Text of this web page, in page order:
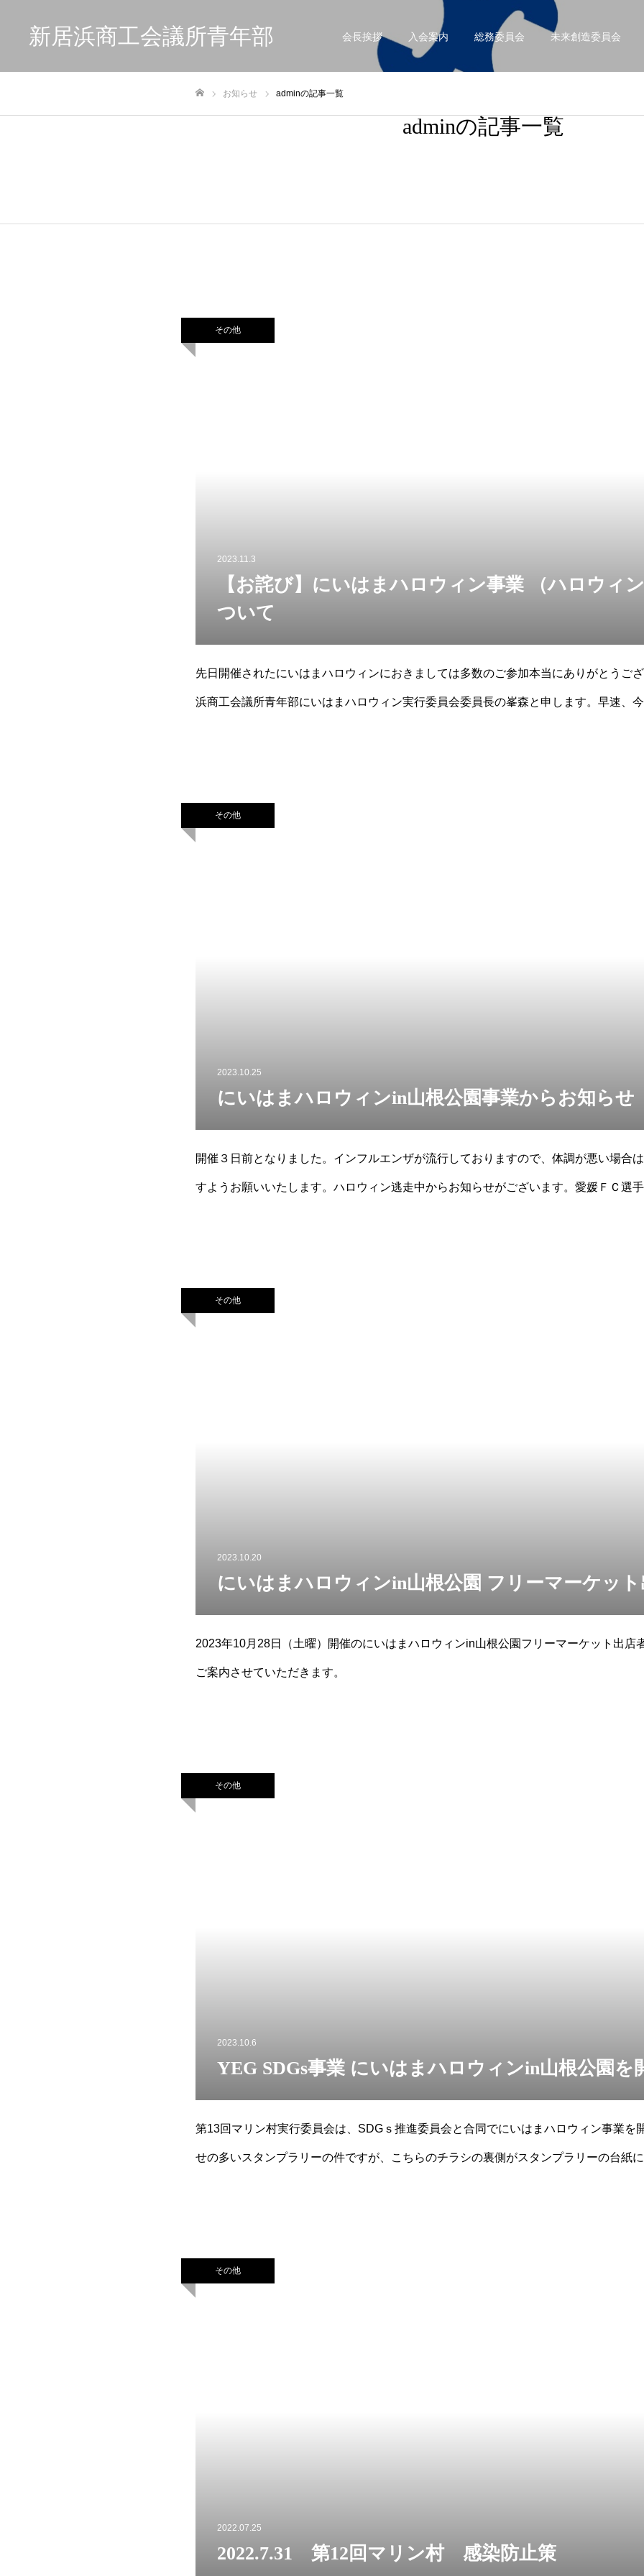
新居浜商工会議所青年部 会長挨拶 入会案内 総務委員会 未来創造委員会
お知らせ adminの記事一覧
adminの記事一覧
その他
2023.11.3
【お詫び】にいはまハロウィン事業 （ハロウィ
ついて
先日開催されたにいはまハロウィンにおきましては多数のご参加本当にありがとうご
浜商工会議所青年部にいはまハロウィン実行委員会委員長の峯森と申します。早速、
その他
2023.10.25
にいはまハロウィンin山根公園事業からお知らせ
開催３日前となりました。インフルエンザが流行しておりますので、体調が悪い場合
すようお願いいたします。ハロウィン逃走中からお知らせがございます。愛媛ＦＣ選
その他
2023.10.20
にいはまハロウィンin山根公園 フリーマーケッ
2023年10月28日（土曜）開催のにいはまハロウィンin山根公園フリーマーケット出店
ご案内させていただきます。
その他
2023.10.6
YEG SDGs事業 にいはまハロウィンin山根公園
第13回マリン村実行委員会は、SDGｓ推進委員会と合同でにいはまハロウィン事業を
せの多いスタンプラリーの件ですが、こちらのチラシの裏側がスタンプラリーの台紙
その他
2022.07.25
2022.7.31 第12回マリン村 感染防止策